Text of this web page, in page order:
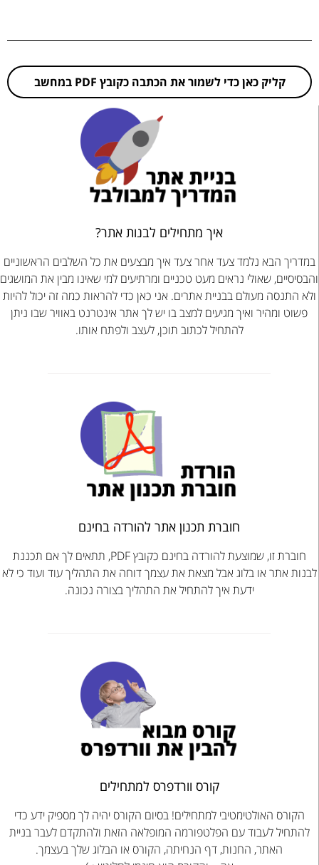
קליק כאן כדי לשמור את הכתבה כקובץ PDF במחשב
איך מתחילים לבנות אתר?
במדריך הבא נלמד צעד אחר צעד איך מבצעים את כל השלבים הראשוניים
והבסיסיים, שאולי נראים מעט טכניים ומרתיעים למי שאינו מבין את המושגים
ולא התנסה מעולם בבניית אתרים. אני כאן כדי להראות כמה זה יכול להיות
פשוט ומהיר ואיך מגיעים למצב בו יש לך אתר אינטרנט באוויר שבו ניתן
להתחיל לכתוב תוכן, לעצב ולפתח אותו.
חוברת תכנון אתר להורדה בחינם
חוברת זו, שמוצעת להורדה בחינם כקובץ PDF, תתאים לך אם תכננת
לבנות אתר או בלוג אבל מצאת את עצמך דוחה את התהליך עוד ועוד כי לא
ידעת איך להתחיל את התהליך בצורה נכונה.
קורס וורדפרס למתחילים
הקורס האולטימטיבי למתחילים! בסיום הקורס יהיה לך מספיק ידע כדי
להתחיל לעבוד עם הפלטפורמה המופלאה הזאת ולהתקדם לעבר בניית
האתר, החנות, דף הנחיתה, הקורס או הבלוג שלך בעצמך.